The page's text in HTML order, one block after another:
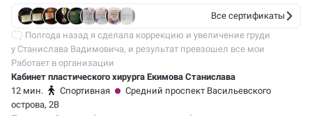
Все сертификаты
Полгода назад я сделала коррекцию и увеличение груди
у Станислава Вадимовича, и результат превзошел все мои
ожидания. Поставили анатомические импланты объемом 330 мл,
и я очень довольна. Хотя…
Работает в организации
Кабинет пластического хирурга Екимова Станислава
12 мин.
Спортивная
Средний проспект Васильевского
острова, 2В